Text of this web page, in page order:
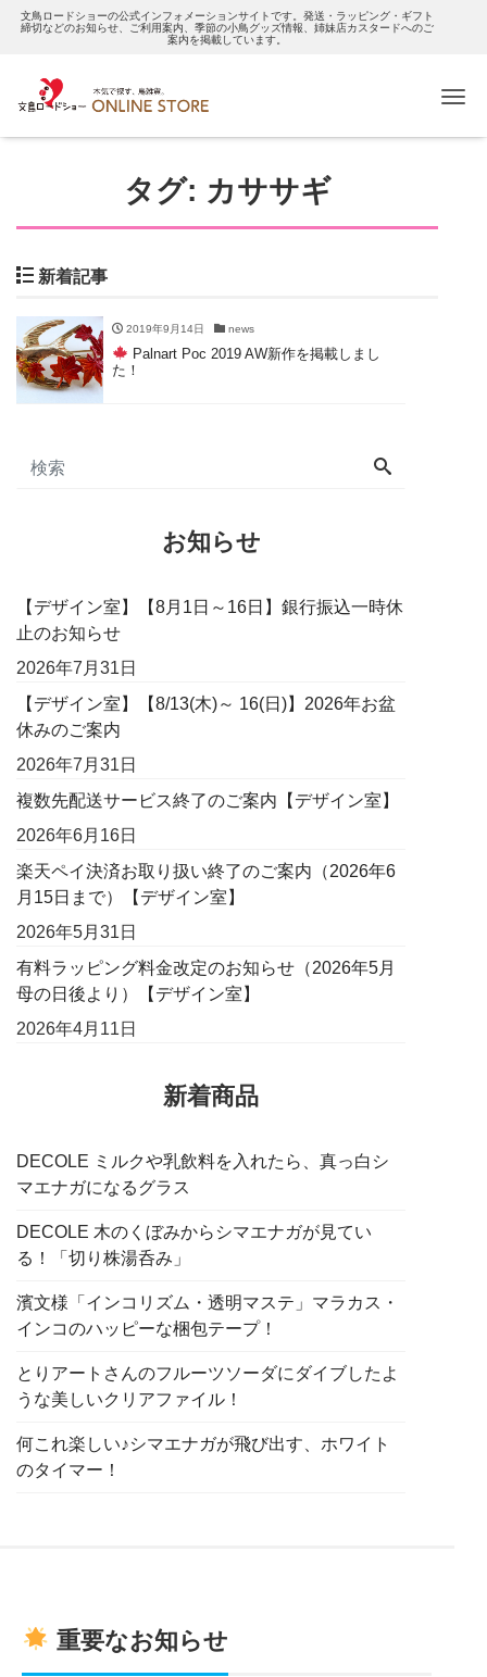
文鳥ロードショーの公式インフォメーションサイトです。発送・ラッピング・ギフト
締切などのお知らせ、ご利用案内、季節の小鳥グッズ情報、姉妹店カスタードへのご
案内を掲載しています。
タグ: カササギ
新着記事
2019年9月14日 news
Palnart Poc 2019 AW新作を掲載しまし
た！
お知らせ
【デザイン室】【8月1日～16日】銀行振込一時休
止のお知らせ
2026年7月31日
【デザイン室】【8/13(木)～ 16(日)】2026年お盆
休みのご案内
2026年7月31日
複数先配送サービス終了のご案内【デザイン室】
2026年6月16日
楽天ペイ決済お取り扱い終了のご案内（2026年6
月15日まで）【デザイン室】
2026年5月31日
有料ラッピング料金改定のお知らせ（2026年5月
母の日後より）【デザイン室】
2026年4月11日
新着商品
DECOLE ミルクや乳飲料を入れたら、真っ白シ
マエナガになるグラス
DECOLE 木のくぼみからシマエナガが見てい
る！「切り株湯呑み」
濱文様「インコリズム・透明マステ」マラカス・
インコのハッピーな梱包テープ！
とりアートさんのフルーツソーダにダイブしたよ
うな美しいクリアファイル！
何これ楽しい♪シマエナガが飛び出す、ホワイト
のタイマー！
重要なお知らせ